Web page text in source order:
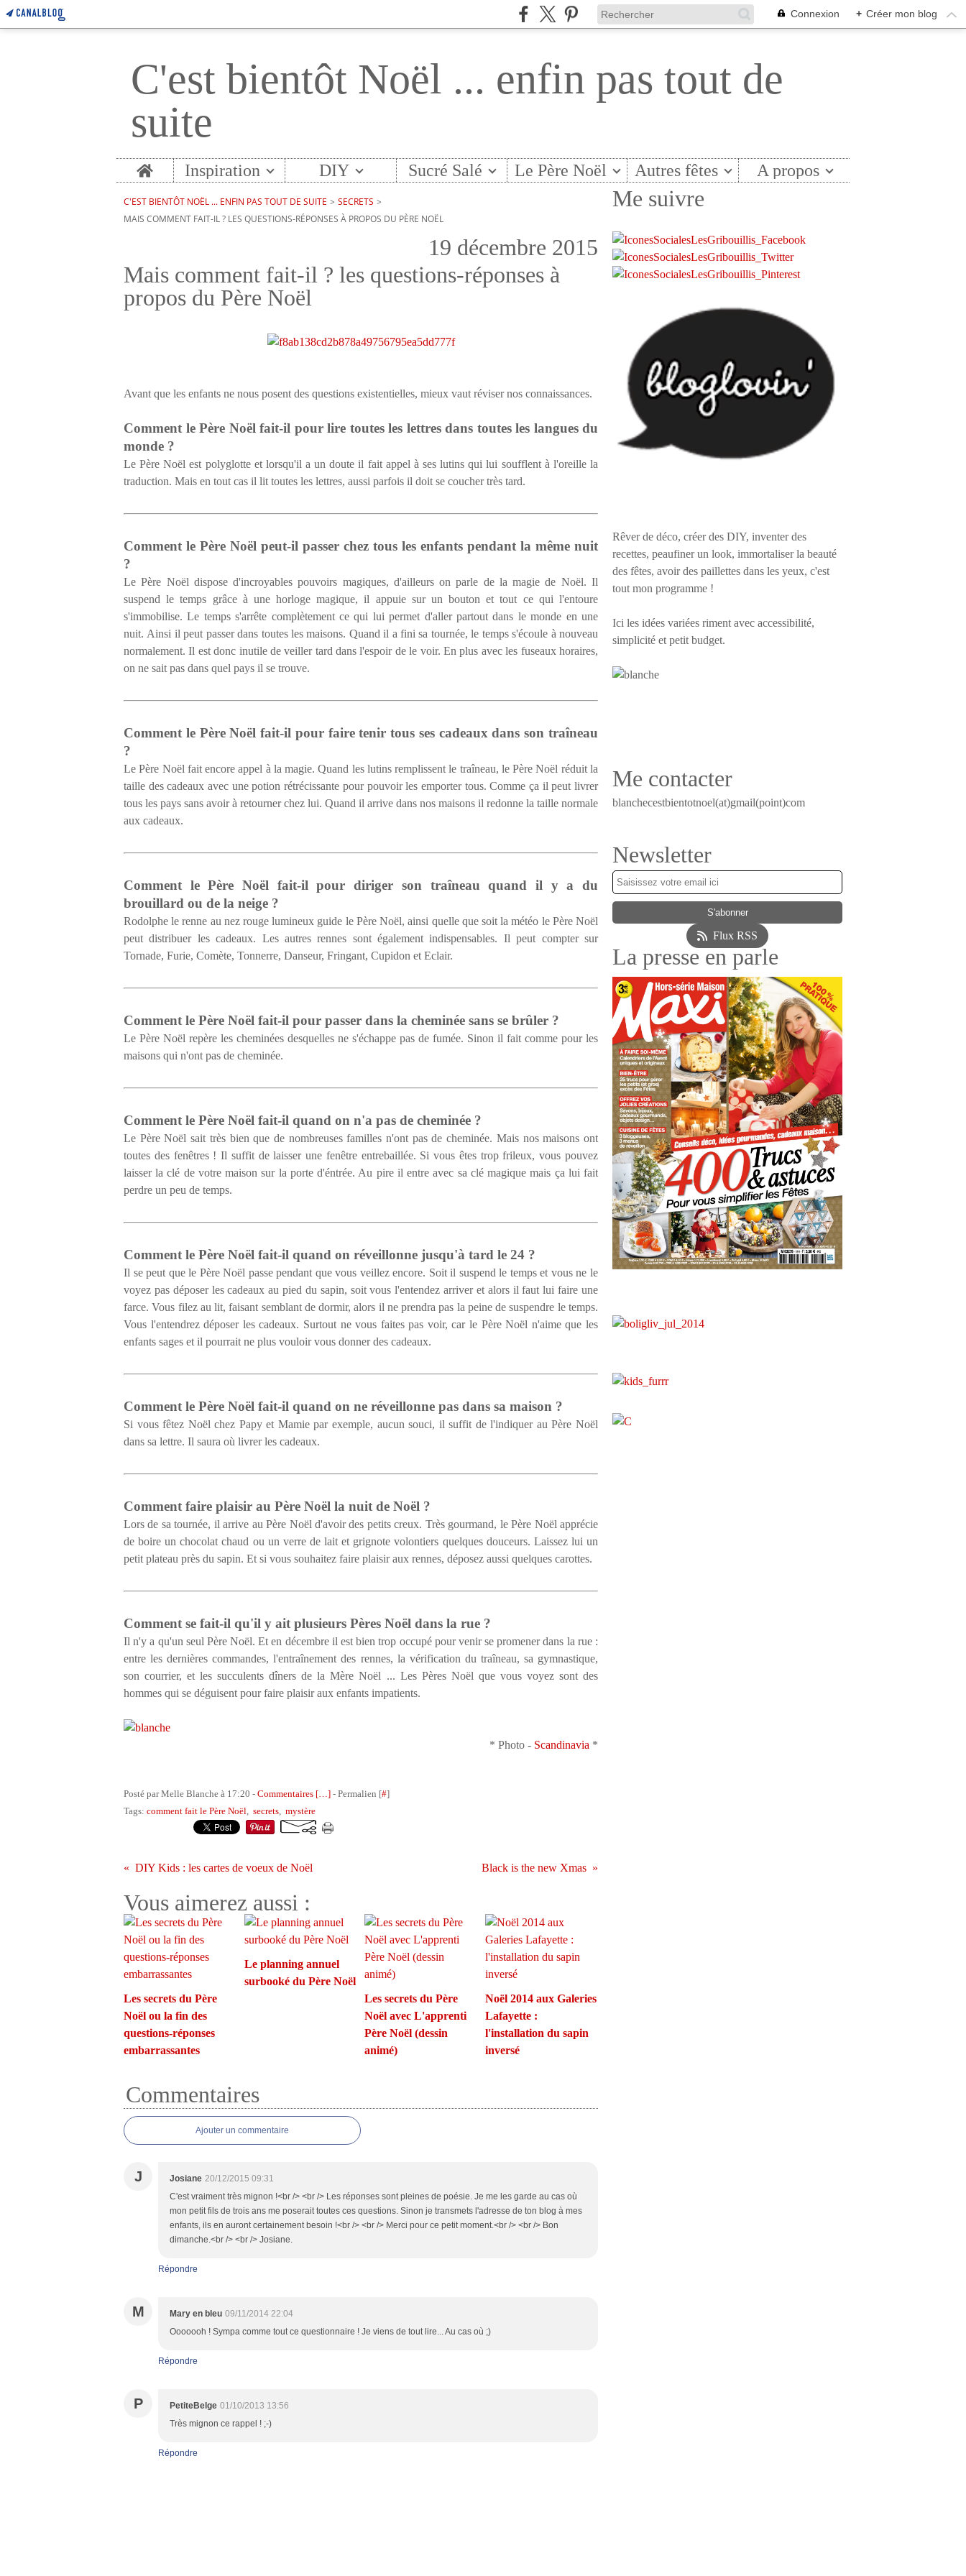
Connexion + Créer mon blog
C'est bientôt Noël ... enfin pas tout de
suite
Home Inspiration DIY Sucré Salé Le Père Noël Autres fêtes A propos
C'EST BIENTÔT NOËL ... ENFIN PAS TOUT DE SUITE > SECRETS >
MAIS COMMENT FAIT-IL ? LES QUESTIONS-RÉPONSES À PROPOS DU PÈRE NOËL
19 décembre 2015
Mais comment fait-il ? les questions-réponses à
propos du Père Noël
Avant que les enfants ne nous posent des questions existentielles, mieux vaut réviser nos connaissances.
Comment le Père Noël fait-il pour lire toutes les lettres dans toutes les langues du
monde ?
Le Père Noël est polyglotte et lorsqu'il a un doute il fait appel à ses lutins qui lui soufflent à l'oreille la
traduction. Mais en tout cas il lit toutes les lettres, aussi parfois il doit se coucher très tard.
Comment le Père Noël peut-il passer chez tous les enfants pendant la même nuit
?
Le Père Noël dispose d'incroyables pouvoirs magiques, d'ailleurs on parle de la magie de Noël. Il
suspend le temps grâce à une horloge magique, il appuie sur un bouton et tout ce qui l'entoure
s'immobilise. Le temps s'arrête complètement ce qui lui permet d'aller partout dans le monde en une
nuit. Ainsi il peut passer dans toutes les maisons. Quand il a fini sa tournée, le temps s'écoule à nouveau
normalement. Il est donc inutile de veiller tard dans l'espoir de le voir. En plus avec les fuseaux horaires,
on ne sait pas dans quel pays il se trouve.
Comment le Père Noël fait-il pour faire tenir tous ses cadeaux dans son traîneau
?
Le Père Noël fait encore appel à la magie. Quand les lutins remplissent le traîneau, le Père Noël réduit la
taille des cadeaux avec une potion rétrécissante pour pouvoir les emporter tous. Comme ça il peut livrer
tous les pays sans avoir à retourner chez lui. Quand il arrive dans nos maisons il redonne la taille normale
aux cadeaux.
Comment le Père Noël fait-il pour diriger son traîneau quand il y a du
brouillard ou de la neige ?
Rodolphe le renne au nez rouge lumineux guide le Père Noël, ainsi quelle que soit la météo le Père Noël
peut distribuer les cadeaux. Les autres rennes sont également indispensables. Il peut compter sur
Tornade, Furie, Comète, Tonnerre, Danseur, Fringant, Cupidon et Eclair.
Comment le Père Noël fait-il pour passer dans la cheminée sans se brûler ?
Le Père Noël repère les cheminées desquelles ne s'échappe pas de fumée. Sinon il fait comme pour les
maisons qui n'ont pas de cheminée.
Comment le Père Noël fait-il quand on n'a pas de cheminée ?
Le Père Noël sait très bien que de nombreuses familles n'ont pas de cheminée. Mais nos maisons ont
toutes des fenêtres ! Il suffit de laisser une fenêtre entrebaillée. Si vous êtes trop frileux, vous pouvez
laisser la clé de votre maison sur la porte d'éntrée. Au pire il entre avec sa clé magique mais ça lui fait
perdre un peu de temps.
Comment le Père Noël fait-il quand on réveillonne jusqu'à tard le 24 ?
Il se peut que le Père Noël passe pendant que vous veillez encore. Soit il suspend le temps et vous ne le
voyez pas déposer les cadeaux au pied du sapin, soit vous l'entendez arriver et alors il faut lui faire une
farce. Vous filez au lit, faisant semblant de dormir, alors il ne prendra pas la peine de suspendre le temps.
Vous l'entendrez déposer les cadeaux. Surtout ne vous faites pas voir, car le Père Noël n'aime que les
enfants sages et il pourrait ne plus vouloir vous donner des cadeaux.
Comment le Père Noël fait-il quand on ne réveillonne pas dans sa maison ?
Si vous fêtez Noël chez Papy et Mamie par exemple, aucun souci, il suffit de l'indiquer au Père Noël
dans sa lettre. Il saura où livrer les cadeaux.
Comment faire plaisir au Père Noël la nuit de Noël ?
Lors de sa tournée, il arrive au Père Noël d'avoir des petits creux. Très gourmand, le Père Noël apprécie
de boire un chocolat chaud ou un verre de lait et grignote volontiers quelques douceurs. Laissez lui un
petit plateau près du sapin. Et si vous souhaitez faire plaisir aux rennes, déposez aussi quelques carottes.
Comment se fait-il qu'il y ait plusieurs Pères Noël dans la rue ?
Il n'y a qu'un seul Père Noël. Et en décembre il est bien trop occupé pour venir se promener dans la rue :
entre les dernières commandes, l'entraînement des rennes, la vérification du traîneau, sa gymnastique,
son courrier, et les succulents dîners de la Mère Noël ... Les Pères Noël que vous voyez sont des
hommes qui se déguisent pour faire plaisir aux enfants impatients.
* Photo - Scandinavia *
Posté par Melle Blanche à 17:20 - Commentaires […] - Permalien [#]
Tags: comment fait le Père Noël, secrets, mystère
DIY Kids : les cartes de voeux de Noël Black is the new Xmas
Vous aimerez aussi :
Les secrets du Père
Noël ou la fin des
questions-réponses
embarrassantes
Le planning annuel
surbooké du Père Noël
Les secrets du Père
Noël avec L'apprenti
Père Noël (dessin
animé)
Noël 2014 aux Galeries
Lafayette :
l'installation du sapin
inversé
Commentaires
Ajouter un commentaire
J Josiane 20/12/2015 09:31
C'est vraiment très mignon !<br /> <br /> Les réponses sont pleines de poésie. Je me les garde au cas où
mon petit fils de trois ans me poserait toutes ces questions. Sinon je transmets l'adresse de ton blog à mes
enfants, ils en auront certainement besoin !<br /> <br /> Merci pour ce petit moment.<br /> <br /> Bon
dimanche.<br /> <br /> Josiane.
Répondre
M Mary en bleu 09/11/2014 22:04
Ooooooh ! Sympa comme tout ce questionnaire ! Je viens de tout lire... Au cas où ;)
Répondre
P PetiteBelge 01/10/2013 13:56
Très mignon ce rappel ! ;-)
Répondre
Me suivre
Rêver de déco, créer des DIY, inventer des
recettes, peaufiner un look, immortaliser la beauté
des fêtes, avoir des paillettes dans les yeux, c'est
tout mon programme !
Ici les idées variées riment avec accessibilité,
simplicité et petit budget.
Me contacter
blanchecestbientotnoel(at)gmail(point)com
Newsletter
Flux RSS
La presse en parle